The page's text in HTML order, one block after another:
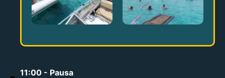
11:00 - Pausa